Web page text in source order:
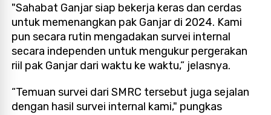
"Sahabat Ganjar siap bekerja keras dan cerdas
untuk memenangkan pak Ganjar di 2024. Kami
pun secara rutin mengadakan survei internal
secara independen untuk mengukur pergerakan
riil pak Ganjar dari waktu ke waktu,” jelasnya.
“Temuan survei dari SMRC tersebut juga sejalan
dengan hasil survei internal kami," pungkas